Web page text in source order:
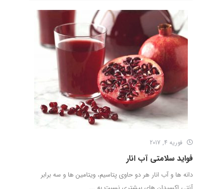
فوریه 4, 2017
فواید سلامتی آب انار
دانه ها و آب انار هر دو حاوی پتاسیم، ویتامین ها و سه برابر